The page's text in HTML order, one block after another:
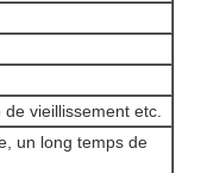
vieillissement etc.
un long temps de